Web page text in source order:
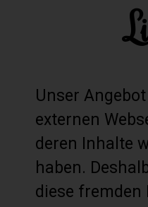
Unser
externen
deren Inhalte
haben.
diese fremden